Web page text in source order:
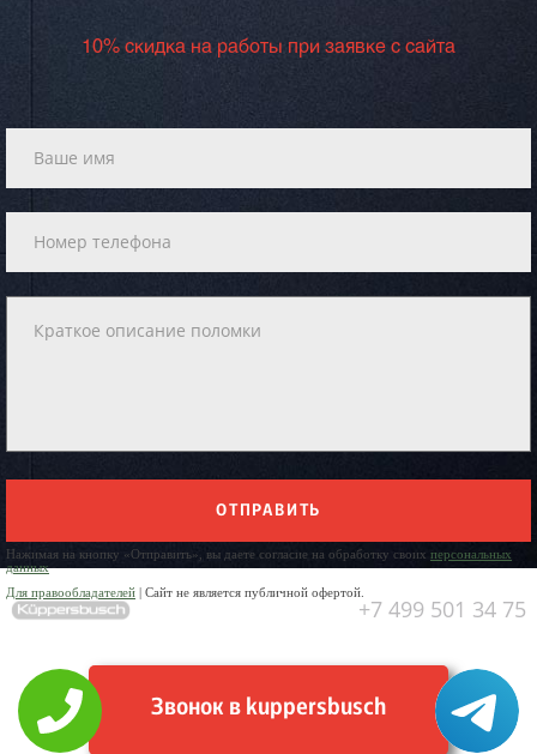
10% скидка на работы при заявке с сайта
ОТПРАВИТЬ
Нажимая на кнопку «Отправить», вы даете согласие на обработку своих персональных
данных
Для правообладателей | Сайт не является публичной офертой.
+7 499 501 34 75
Звонок в kuppersbusch